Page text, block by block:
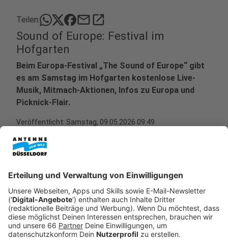
Teilen: mailopen_in_new
Sound of Europe: Festival im
Hofgarten
Beim Europa-Festival „The Sound of Europe“ gibt
es am Samstag im Hofgarten kostenlose Live-
Musik, Mitmach-Aktionen, Infos zu Europa und
Picknick-Flair.
Veröffentlicht: Samstag, 09.05.2026 09:49
Anzeige
Wer am Samstag (09.05.2026) Lust auf Live-Musik in
Düsseldorf hat, kann beim Musikpavillon imHofgarten
vorbeischauen. Dort findet zum sechsten Mal das
Europa-Festival"The Sound of Europe"statt.
Zwischen 13 und 16 Uhr gibt es Musik aus